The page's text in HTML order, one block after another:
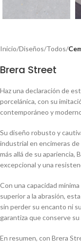
Inicio Diseños Todos
Brera Street
Haz una declaración de
porcelánica, con su
contemporáneo y
Su diseño robusto y
industrial en encimeras
más allá de su apariencia,
excepcional y una
Con una capacidad
superior a la abrasión,
sin perder su encanto ni
garantiza que conserve
En resumen, con Brera